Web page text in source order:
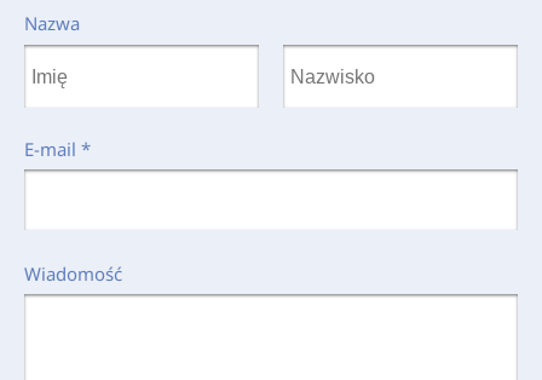
Nazwa
E-mail *
Wiadomość